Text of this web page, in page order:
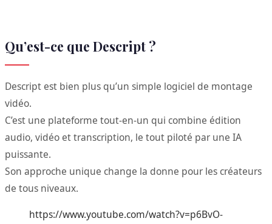
Qu’est-ce que Descript ?
Descript est bien plus qu’un simple logiciel de montage
vidéo.
C’est une plateforme tout-en-un qui combine édition
audio, vidéo et transcription, le tout piloté par une IA
puissante.
Son approche unique change la donne pour les créateurs
de tous niveaux.
https://www.youtube.com/watch?v=p6BvO-